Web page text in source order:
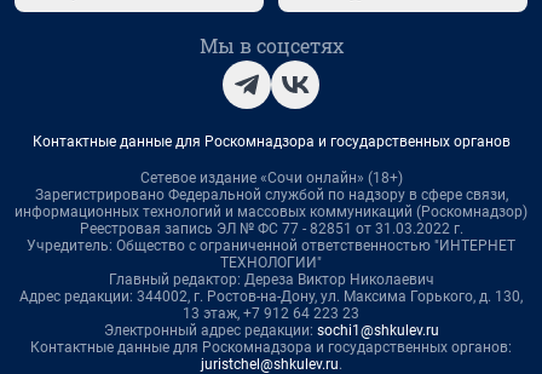
Мы в соцсетях
Контактные данные для Роскомнадзора и государственных органов
Сетевое издание «Сочи онлайн» (18+)
Зарегистрировано Федеральной службой по надзору в сфере связи,
информационных технологий и массовых коммуникаций (Роскомнадзор)
Реестровая запись ЭЛ № ФС 77 - 82851 от 31.03.2022 г.
Учредитель: Общество с ограниченной ответственностью "ИНТЕРНЕТ
ТЕХНОЛОГИИ"
Главный редактор: Дереза Виктор Николаевич
Адрес редакции: 344002, г. Ростов-на-Дону, ул. Максима Горького, д. 130,
13 этаж, +7 912 64 223 23
Электронный адрес редакции: sochi1@shkulev.ru
Контактные данные для Роскомнадзора и государственных органов:
juristchel@shkulev.ru.